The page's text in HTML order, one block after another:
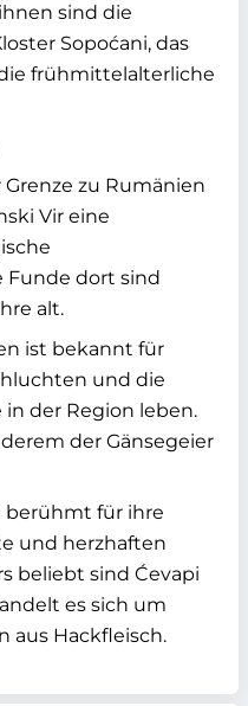
sind die
Sopoćani, das
frühmittelalterliche
zu Rumänien
Vir eine
Funde dort sind
alt.
ist bekannt für
und die
in der Region leben.
der Gänsegeier
berühmt für ihre
und herzhaften
beliebt sind Ćevapi
es sich um
aus Hackfleisch.